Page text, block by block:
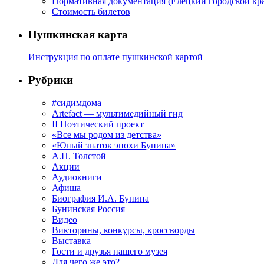
Стоимость билетов
Пушкинская карта
Инструкция по оплате пушкинской картой
Рубрики
#сидимдома
Artefact — мультимедийный гид
II Поэтический проект
«Все мы родом из детства»
«Юный знаток эпохи Бунина»
А.Н. Толстой
Акции
Аудиокниги
Афиша
Биография И.А. Бунина
Бунинская Россия
Видео
Викторины, конкурсы, кроссворды
Выставка
Гости и друзья нашего музея
Для чего же это?